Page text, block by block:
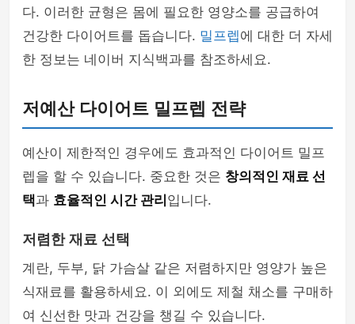
다. 이러한 균형은 몸에 필요한 영양소를 공급하여
건강한 다이어트를 돕습니다. 밀프렙에 대한 더 자세
한 정보는 네이버 지식백과를 참조하세요.
저예산 다이어트 밀프렙 전략
예산이 제한적인 경우에도 효과적인 다이어트 밀프
렙을 할 수 있습니다. 중요한 것은 창의적인 재료 선
택과 효율적인 시간 관리 입니다.
저렴한 재료 선택
계란, 두부, 닭 가슴살 같은 저렴하지만 영양가 높은
식재료를 활용하세요. 이 외에도 제철 채소를 구매하
여 신선한 맛과 건강을 챙길 수 있습니다.